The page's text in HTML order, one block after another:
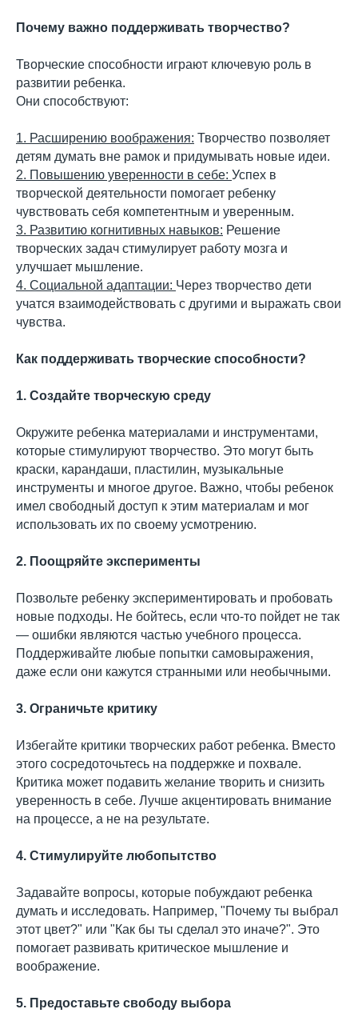
Почему важно поддерживать творчество?
Творческие способности играют ключевую роль в
развитии ребенка.
Они способствуют:
1. Расширению воображения: Творчество позволяет
детям думать вне рамок и придумывать новые идеи.
2. Повышению уверенности в себе: Успех в
творческой деятельности помогает ребенку
чувствовать себя компетентным и уверенным.
3. Развитию когнитивных навыков: Решение
творческих задач стимулирует работу мозга и
улучшает мышление.
4. Социальной адаптации: Через творчество дети
учатся взаимодействовать с другими и выражать свои
чувства.
Как поддерживать творческие способности?
1. Создайте творческую среду
Окружите ребенка материалами и инструментами,
которые стимулируют творчество. Это могут быть
краски, карандаши, пластилин, музыкальные
инструменты и многое другое. Важно, чтобы ребенок
имел свободный доступ к этим материалам и мог
использовать их по своему усмотрению.
2. Поощряйте эксперименты
Позвольте ребенку экспериментировать и пробовать
новые подходы. Не бойтесь, если что-то пойдет не так
— ошибки являются частью учебного процесса.
Поддерживайте любые попытки самовыражения,
даже если они кажутся странными или необычными.
3. Ограничьте критику
Избегайте критики творческих работ ребенка. Вместо
этого сосредоточьтесь на поддержке и похвале.
Критика может подавить желание творить и снизить
уверенность в себе. Лучше акцентировать внимание
на процессе, а не на результате.
4. Стимулируйте любопытство
Задавайте вопросы, которые побуждают ребенка
думать и исследовать. Например, "Почему ты выбрал
этот цвет?" или "Как бы ты сделал это иначе?". Это
помогает развивать критическое мышление и
воображение.
5. Предоставьте свободу выбора